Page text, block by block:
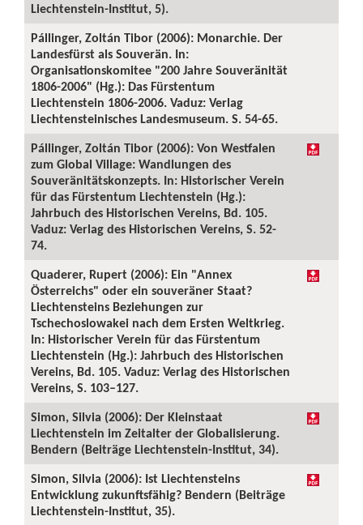
Liechtenstein-Institut, 5).
Pállinger, Zoltán Tibor (2006): Monarchie. Der
Landesfürst als Souverän. In:
Organisationskomitee "200 Jahre Souveränität
1806-2006" (Hg.): Das Fürstentum
Liechtenstein 1806-2006. Vaduz: Verlag
Liechtensteinisches Landesmuseum. S. 54-65.
Pállinger, Zoltán Tibor (2006): Von Westfalen
zum Global Village: Wandlungen des
Souveränitätskonzepts. In: Historischer Verein
für das Fürstentum Liechtenstein (Hg.):
Jahrbuch des Historischen Vereins, Bd. 105.
Vaduz: Verlag des Historischen Vereins, S. 52-
74.
Quaderer, Rupert (2006): Ein "Annex
Österreichs" oder ein souveräner Staat?
Liechtensteins Beziehungen zur
Tschechoslowakei nach dem Ersten Weltkrieg.
In: Historischer Verein für das Fürstentum
Liechtenstein (Hg.): Jahrbuch des Historischen
Vereins, Bd. 105. Vaduz: Verlag des Historischen
Vereins, S. 103–127.
Simon, Silvia (2006): Der Kleinstaat
Liechtenstein im Zeitalter der Globalisierung.
Bendern (Beiträge Liechtenstein-Institut, 34).
Simon, Silvia (2006): Ist Liechtensteins
Entwicklung zukunftsfähig? Bendern (Beiträge
Liechtenstein-Institut, 35).